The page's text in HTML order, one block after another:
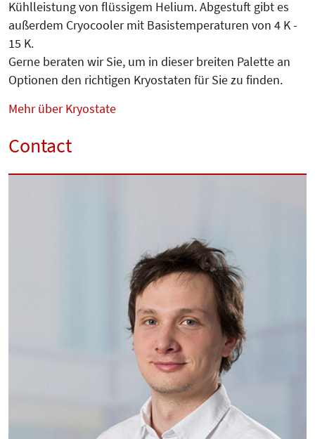
Kühlleistung von flüssigem Helium. Abgestuft gibt es
außerdem Cryocooler mit Basistemperaturen von 4 K -
15 K.
Gerne beraten wir Sie, um in dieser breiten Palette an
Optionen den richtigen Kryostaten für Sie zu finden.
Mehr über Kryostate
Contact